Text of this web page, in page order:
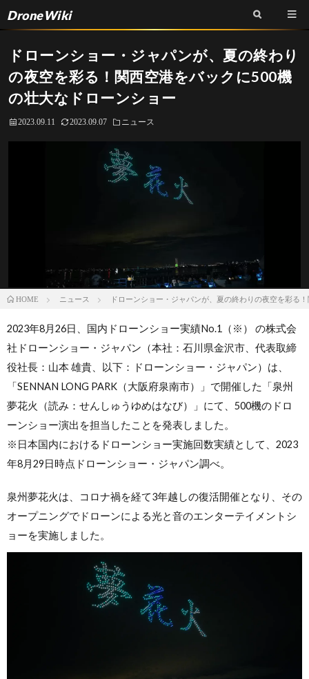
DroneWiki
ドローンショー・ジャパンが、夏の終わり
の夜空を彩る！関西空港をバックに500機
の壮大なドローンショー
2023.09.11 2023.09.07 ニュース
HOME ニュース ドローンショー・ジャパンが、夏の終わりの夜空を彩る
2023年8月26日、国内ドローンショー実績No.1（※） の株式会
社ドローンショー・ジャパン（本社：石川県金沢市、代表取締
役社長：山本 雄貴、以下：ドローンショー・ジャパン）は、
「SENNAN LONG PARK（大阪府泉南市）」で開催した「泉州
夢花火（読み：せんしゅうゆめはなび）」にて、500機のドロ
ーンショー演出を担当したことを発表しました。
※日本国内におけるドローンショー実施回数実績として、2023
年8月29日時点ドローンショー・ジャパン調べ。
泉州夢花火は、コロナ禍を経て3年越しの復活開催となり、その
オープニングでドローンによる光と音のエンターテイメントシ
ョーを実施しました。